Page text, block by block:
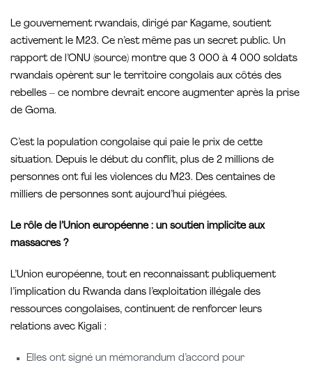
Le gouvernement rwandais, dirigé par Kagame, soutient
activement le M23. Ce n’est même pas un secret public. Un
rapport de l’ONU (source) montre que 3 000 à 4 000 soldats
rwandais opèrent sur le territoire congolais aux côtés des
rebelles – ce nombre devrait encore augmenter après la prise
de Goma.
C’est la population congolaise qui paie le prix de cette
situation. Depuis le début du conflit, plus de 2 millions de
personnes ont fui les violences du M23. Des centaines de
milliers de personnes sont aujourd’hui piégées.
Le rôle de l’Union européenne : un soutien implicite aux
massacres ?
L’Union européenne, tout en reconnaissant publiquement
l’implication du Rwanda dans l’exploitation illégale des
ressources congolaises, continuent de renforcer leurs
relations avec Kigali :
Elles ont signé un mémorandum d’accord pour